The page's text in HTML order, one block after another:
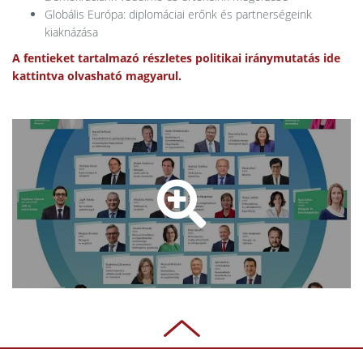
Globális Európa: diplomáciai erőnk és partnerségeink
kiaknázása
A fentieket tartalmazó részletes politikai iránymutatás ide
kattintva olvasható magyarul.